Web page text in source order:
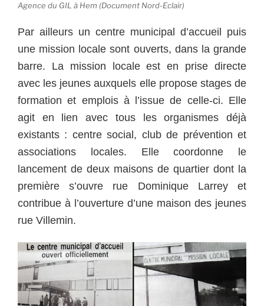
Agence du GIL à Hem (Document Nord-Eclair)
Par ailleurs un centre municipal d’accueil puis
une mission locale sont ouverts, dans la grande
barre. La mission locale est en prise directe
avec les jeunes auxquels elle propose stages de
formation et emplois à l’issue de celle-ci. Elle
agit en lien avec tous les organismes déjà
existants : centre social, club de prévention et
associations locales. Elle coordonne le
lancement de deux maisons de quartier dont la
première s’ouvre rue Dominique Larrey et
contribue à l’ouverture d’une maison des jeunes
rue Villemin.